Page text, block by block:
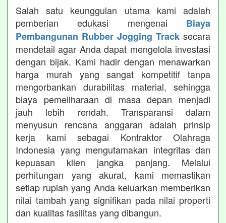
Salah satu keunggulan utama kami adalah
pemberian edukasi mengenai Biaya
Pembangunan Rubber Jogging Track secara
mendetail agar Anda dapat mengelola investasi
dengan bijak. Kami hadir dengan menawarkan
harga murah yang sangat kompetitif tanpa
mengorbankan durabilitas material, sehingga
biaya pemeliharaan di masa depan menjadi
jauh lebih rendah. Transparansi dalam
menyusun rencana anggaran adalah prinsip
kerja kami sebagai Kontraktor Olahraga
Indonesia yang mengutamakan integritas dan
kepuasan klien jangka panjang. Melalui
perhitungan yang akurat, kami memastikan
setiap rupiah yang Anda keluarkan memberikan
nilai tambah yang signifikan pada nilai properti
dan kualitas fasilitas yang dibangun.